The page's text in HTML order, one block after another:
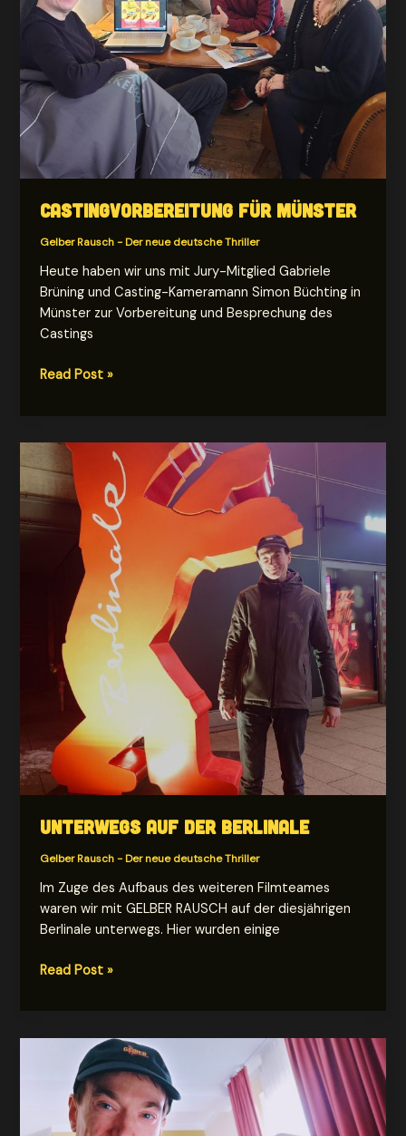
Castingvorbereitung für Münster
Gelber Rausch - Der neue deutsche Thriller
Heute haben wir uns mit Jury-Mitglied Gabriele
Brüning und Casting-Kameramann Simon Büchting in
Münster zur Vorbereitung und Besprechung des
Castings
Castingvorbereitung
Read Post »
Unterwegs auf der berlinale
Gelber Rausch - Der neue deutsche Thriller
Im Zuge des Aufbaus des weiteren Filmteames
waren wir mit GELBER RAUSCH auf der diesjährigen
Berlinale unterwegs. Hier wurden einige
Unterwegs
Read Post »